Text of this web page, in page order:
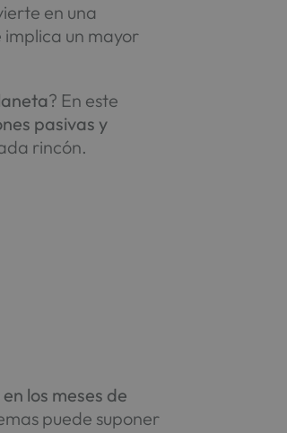
en una
implica un mayor
? En este
pasivas y
rincón.
los meses de
puede suponer